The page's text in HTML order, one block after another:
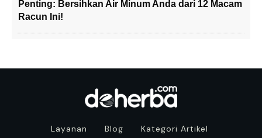
Penting: Bersihkan Air Minum Anda dari 12 Macam
Racun Ini!
Layanan Blog Kategori Artikel